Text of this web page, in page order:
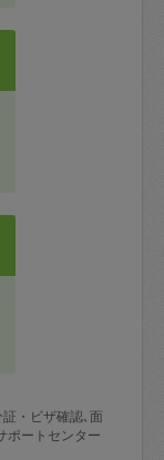
・ビザ確認､面
ートセンター